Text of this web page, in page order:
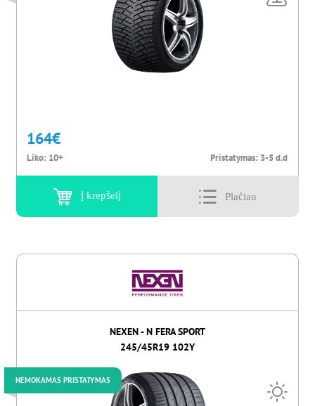
164€
Liko: 10+ Pristatymas: 3-5 d.d
Į krepšelį
NEXEN - N FERA SPORT
245/45R19 102Y
NEMOKAMAS PRISTATYMAS